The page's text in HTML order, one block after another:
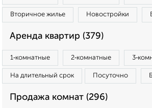
Вторичное жилье Новостройки
Аренда квартир (379)
1‑комнатные 2‑комнатные
На длительный срок Посуточно
Продажа комнат (296)